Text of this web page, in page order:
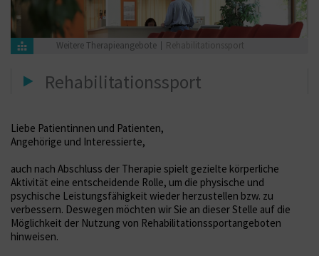
Weitere Therapieangebote Rehabilitationssport
Rehabilitationssport
Liebe Patientinnen und Patienten,
Angehörige und Interessierte,
auch nach Abschluss der Therapie spielt gezielte körperliche
Aktivität eine entscheidende Rolle, um die physische und
psychische Leistungsfähigkeit wieder herzustellen bzw. zu
verbessern. Deswegen möchten wir Sie an dieser Stelle auf die
Möglichkeit der Nutzung von Rehabilitationssportangeboten
hinweisen.